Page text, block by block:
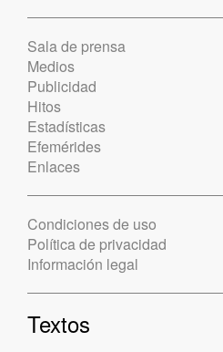
Sala de prensa
Medios
Publicidad
Hitos
Estadísticas
Efemérides
Enlaces
Condiciones de uso
Política de privacidad
Información legal
Textos